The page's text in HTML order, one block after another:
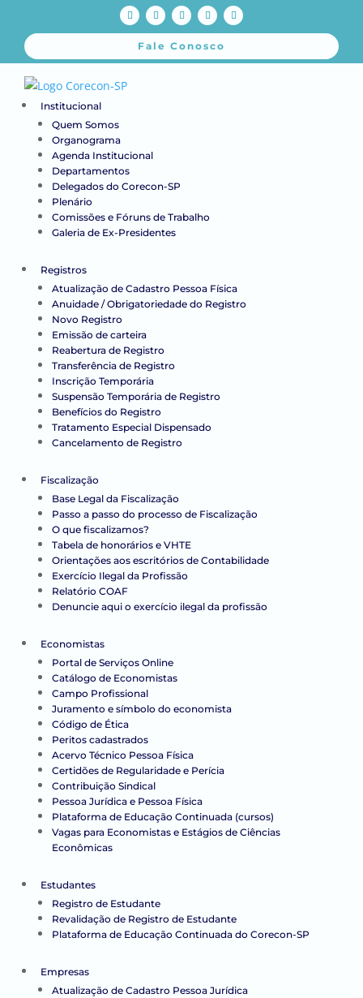
Fale Conosco
Institucional
Quem Somos
Organograma
Agenda Institucional
Departamentos
Delegados do Corecon-SP
Plenário
Comissões e Fóruns de Trabalho
Galeria de Ex-Presidentes
Registros
Atualização de Cadastro Pessoa Física
Anuidade / Obrigatoriedade do Registro
Novo Registro
Emissão de carteira
Reabertura de Registro
Transferência de Registro
Inscrição Temporária
Suspensão Temporária de Registro
Benefícios do Registro
Tratamento Especial Dispensado
Cancelamento de Registro
Fiscalização
Base Legal da Fiscalização
Passo a passo do processo de Fiscalização
O que fiscalizamos?
Tabela de honorários e VHTE
Orientações aos escritórios de Contabilidade
Exercício Ilegal da Profissão
Relatório COAF
Denuncie aqui o exercício ilegal da profissão
Economistas
Portal de Serviços Online
Catálogo de Economistas
Campo Profissional
Juramento e símbolo do economista
Código de Ética
Peritos cadastrados
Acervo Técnico Pessoa Física
Certidões de Regularidade e Perícia
Contribuição Sindical
Pessoa Jurídica e Pessoa Física
Plataforma de Educação Continuada (cursos)
Vagas para Economistas e Estágios de Ciências
Econômicas
Estudantes
Registro de Estudante
Revalidação de Registro de Estudante
Plataforma de Educação Continuada do Corecon-SP
Empresas
Atualização de Cadastro Pessoa Jurídica